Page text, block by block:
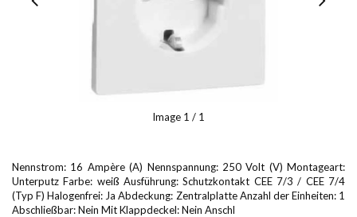
Image 1 / 1
Nennstrom: 16 Ampère (A) Nennspannung: 250 Volt (V) Montageart:
Unterputz Farbe: weiß Ausführung: Schutzkontakt CEE 7/3 / CEE 7/4
(Typ F) Halogenfrei: Ja Abdeckung: Zentralplatte Anzahl der Einheiten: 1
Abschließbar: Nein Mit Klappdeckel: Nein Anschl